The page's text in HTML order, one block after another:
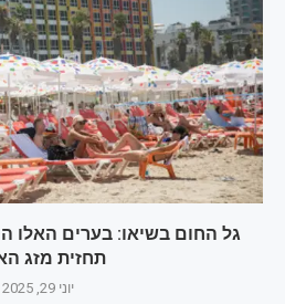
תחזית מזג
יוני 29, 2025